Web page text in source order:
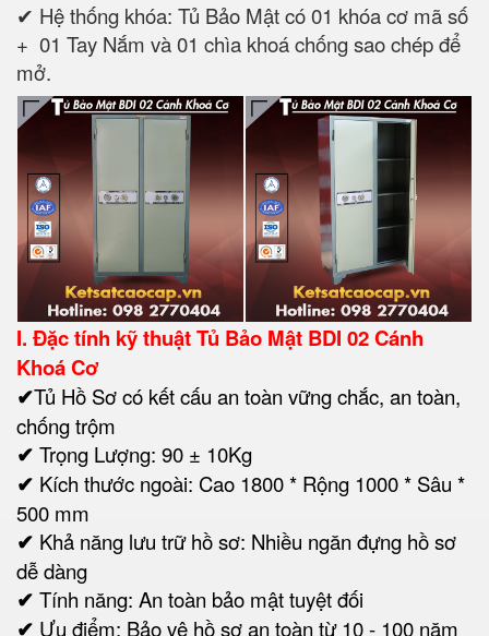
✔ Hệ thống khóa: Tủ Bảo Mật có 01 khóa cơ mã số
+ 01 Tay Nắm và 01 chìa khoá chống sao chép để
mở.
I. Đặc tính kỹ thuật Tủ Bảo Mật BDI 02 Cánh
Khoá Cơ
✔Tủ Hồ Sơ có kết cấu an toàn vững chắc, an toàn,
chống trộm
✔ Trọng Lượng: 90 ± 10Kg
✔ Kích thước ngoài: Cao 1800 * Rộng 1000 * Sâu *
500 mm
✔ Khả năng lưu trữ hồ sơ: Nhiều ngăn đựng hồ sơ
dễ dàng
✔ Tính năng: An toàn bảo mật tuyệt đối
✔ Ưu điểm: Bảo vệ hồ sơ an toàn từ 10 - 100 năm